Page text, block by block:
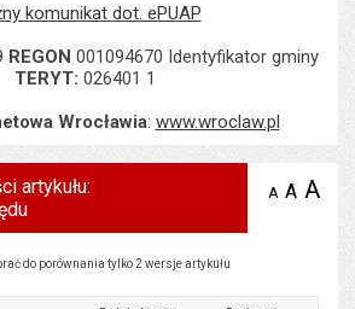
komunikat dot. ePUAP
REGON 001094670 Identyfikator gminy
TERYT: 026401 1
Wrocławia: www.wroclaw.pl
artykułu:
A zmniejsz
A A
Kierownictwo Urzędu
do porównania tylko 2 wersje artykułu